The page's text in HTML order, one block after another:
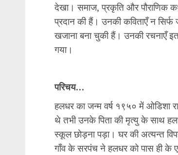
देखा। समाज, प्रकृति और पौराणिक
प्रदान की हैं। उनकी कविताएँ न
खजाना बना चुकी हैं। उनकी रचनाएँ
गया।
परिचय…
हलधर का जन्म वर्ष १९५० में ओडिशा
थे तभी उनके पिता की मृत्यु के साथ
स्कूल छोड़ना पड़ा। घर की अत्यन्त
गाँव के सरपंच ने हलधर को पास ही के